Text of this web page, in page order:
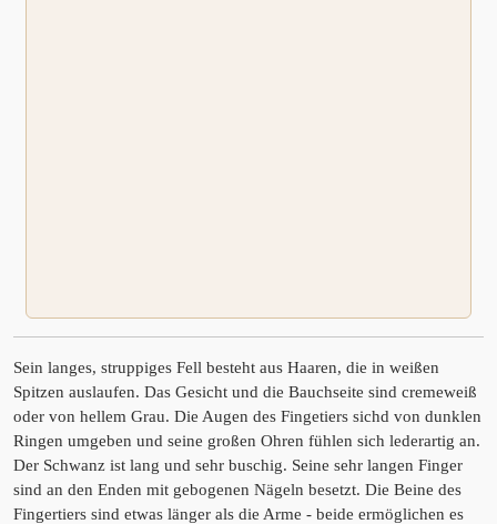
Sein langes, struppiges Fell besteht aus Haaren, die in weißen
Spitzen auslaufen. Das Gesicht und die Bauchseite sind cremeweiß
oder von hellem Grau. Die Augen des Fingetiers sichd von dunklen
Ringen umgeben und seine großen Ohren fühlen sich lederartig an.
Der Schwanz ist lang und sehr buschig. Seine sehr langen Finger
sind an den Enden mit gebogenen Nägeln besetzt. Die Beine des
Fingertiers sind etwas länger als die Arme - beide ermöglichen es